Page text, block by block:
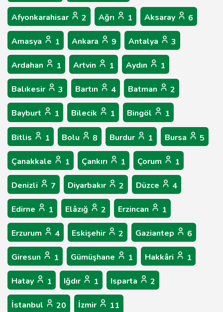
Afyonkarahisar 2 Ağrı 1 Aksaray 6
Amasya 1 Ankara 9 Antalya 3
Ardahan 1 Artvin 1 Aydın 1
Balıkesir 3 Bartın 4 Batman 2
Bayburt 1 Bilecik 1 Bingöl 1
Bitlis 1 Bolu 8 Burdur 1 Bursa 5
Çanakkale 1 Çankırı 1 Çorum 1
Denizli 7 Diyarbakır 2 Düzce 4
Edirne 1 Elâzığ 2 Erzincan 1
Erzurum 4 Eskişehir 2 Gaziantep 6
Giresun 1 Gümüşhane 1 Hakkâri 1
Hatay 1 Iğdır 1 Isparta 2
İstanbul 20 İzmir 11